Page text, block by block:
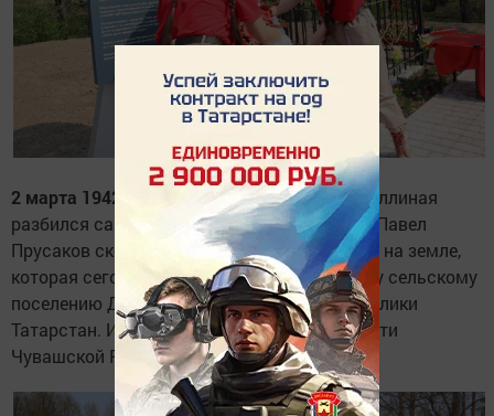
2 марта 1942 года
близ лесного поселка Муллиная
разбился самолет Р-6. На следующий день Павел
Прусаков скончался от ран. Его похоронили на земле,
которая сегодня относится к Шланговскому сельскому
поселению Дрожжановского района Республики
Татарстан. Имя героя внесено в Книгу Памяти
Чувашской Республики.